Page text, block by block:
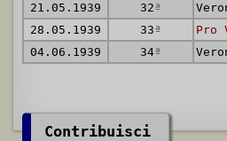
21.05.1939
32 ª
28.05.1939
33 ª Pro
04.06.1939
34ª
Contribuisci